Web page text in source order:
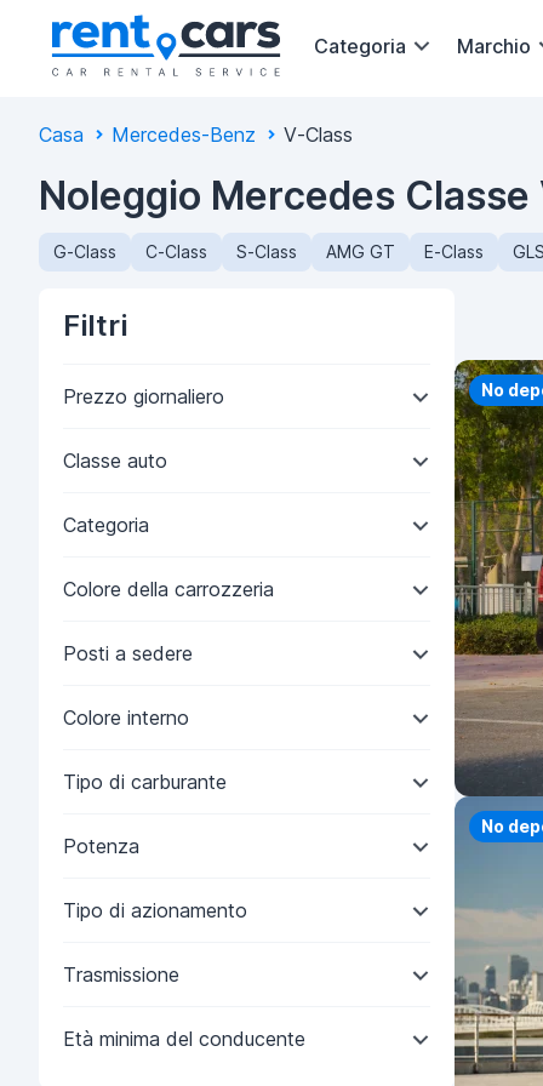
Categoria Marchio
Casa Mercedes-Benz V-Class
Noleggio Mercedes Classe
G-Class C-Class S-Class AMG GT E-Class
Filtri
Prezzo giornaliero
Classe auto
Categoria
Colore della carrozzeria
Posti a sedere
Colore interno
Tipo di carburante
Potenza
Tipo di azionamento
Trasmissione
Età minima del conducente
No
No